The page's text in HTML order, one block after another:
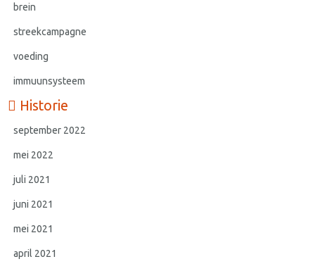
brein
streekcampagne
voeding
immuunsysteem
Historie
september 2022
mei 2022
juli 2021
juni 2021
mei 2021
april 2021